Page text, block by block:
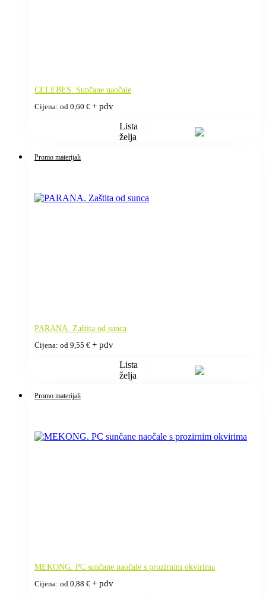
CELEBES. Sunčane naočale
Cijena: od 0,60 € + pdv
Lista
želja
Promo materijali
PARANA. Zaštita od sunca
Cijena: od 9,55 € + pdv
Lista
želja
Promo materijali
MEKONG. PC sunčane naočale s prozirnim okvirima
Cijena: od 0,88 € + pdv